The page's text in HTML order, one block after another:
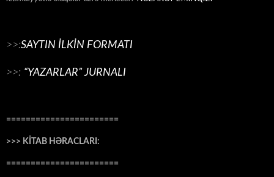
>>:SAYTIN İLKİN FORMATI
>>: “YAZARLAR” JURNALI
=======================
>>> KİTAB HƏRACLARI:
=======================